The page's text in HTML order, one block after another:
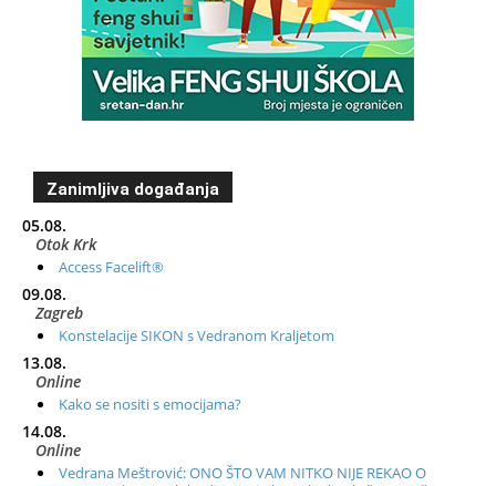
Zanimljiva događanja
05.08.
Otok Krk
Access Facelift®
09.08.
Zagreb
Konstelacije SIKON s Vedranom Kraljetom
13.08.
Online
Kako se nositi s emocijama?
14.08.
Online
Vedrana Meštrović: ONO ŠTO VAM NITKO NIJE REKAO O